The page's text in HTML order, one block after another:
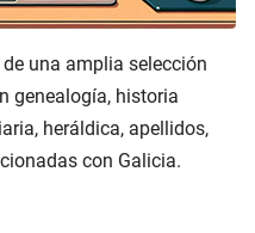
una amplia selección
genealogía, historia
heráldica, apellidos,
con Galicia.